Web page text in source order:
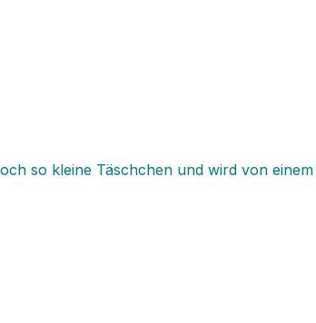
so kleine Täschchen und wird von